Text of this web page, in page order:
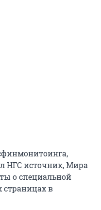
НГС источник, Мира
о специальной
страницах в